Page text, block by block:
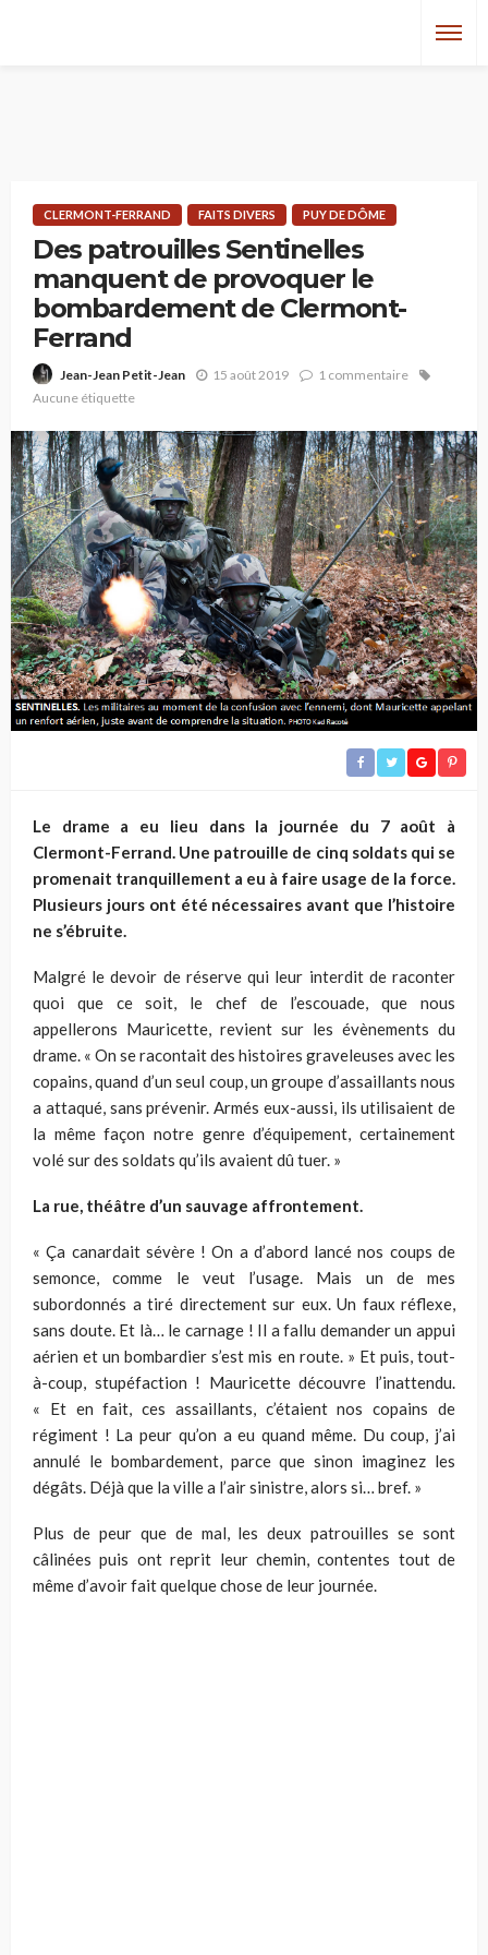
CLERMONT-FERRAND FAITS DIVERS PUY DE DÔME
Des patrouilles Sentinelles
manquent de provoquer le
bombardement de Clermont-
Ferrand
Jean-Jean Petit-Jean 15 août 2019
1 commentaire
Aucune étiquette
Le drame a eu lieu dans la journée du 7 août à
Clermont-Ferrand. Une patrouille de cinq soldats qui se
promenait tranquillement a eu à faire usage de la force.
Plusieurs jours ont été nécessaires avant que l’histoire
ne s’ébruite.
Malgré le devoir de réserve qui leur interdit de raconter
quoi que ce soit, le chef de l’escouade, que nous
appellerons Mauricette, revient sur les évènements du
drame. « On se racontait des histoires graveleuses avec les
copains, quand d’un seul coup, un groupe d’assaillants nous
a attaqué, sans prévenir. Armés eux-aussi, ils utilisaient de
la même façon notre genre d’équipement, certainement
volé sur des soldats qu’ils avaient dû tuer. »
La rue, théâtre d’un sauvage affrontement.
« Ça canardait sévère ! On a d’abord lancé nos coups de
semonce, comme le veut l’usage. Mais un de mes
subordonnés a tiré directement sur eux. Un faux réflexe,
sans doute. Et là… le carnage ! Il a fallu demander un appui
aérien et un bombardier s’est mis en route. » Et puis, tout-
à-coup, stupéfaction ! Mauricette découvre l’inattendu.
« Et en fait, ces assaillants, c’étaient nos copains de
régiment ! La peur qu’on a eu quand même. Du coup, j’ai
annulé le bombardement, parce que sinon imaginez les
dégâts. Déjà que la ville a l’air sinistre, alors si… bref. »
Plus de peur que de mal, les deux patrouilles se sont
câlinées puis ont reprit leur chemin, contentes tout de
même d’avoir fait quelque chose de leur journée.